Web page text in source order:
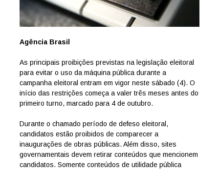
Agência Brasil
As principais proibições previstas na legislação eleitoral
para evitar o uso da máquina pública durante a
campanha eleitoral entram em vigor neste sábado (4). O
início das restrições começa a valer três meses antes do
primeiro turno, marcado para 4 de outubro.
Durante o chamado período de defeso eleitoral,
candidatos estão proibidos de comparecer a
inaugurações de obras públicas. Além disso, sites
governamentais devem retirar conteúdos que mencionem
candidatos. Somente conteúdos de utilidade pública